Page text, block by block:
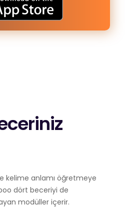
kelime anlamı öğretmeye
dört beceriyi de
modüller içerir.